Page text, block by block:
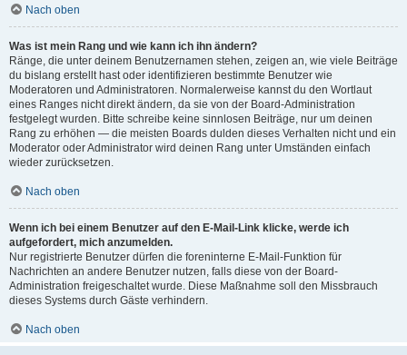
Nach oben
Was ist mein Rang und wie kann ich ihn ändern?
Ränge, die unter deinem Benutzernamen stehen, zeigen an, wie viele Beiträge
du bislang erstellt hast oder identifizieren bestimmte Benutzer wie
Moderatoren und Administratoren. Normalerweise kannst du den Wortlaut
eines Ranges nicht direkt ändern, da sie von der Board-Administration
festgelegt wurden. Bitte schreibe keine sinnlosen Beiträge, nur um deinen
Rang zu erhöhen — die meisten Boards dulden dieses Verhalten nicht und ein
Moderator oder Administrator wird deinen Rang unter Umständen einfach
wieder zurücksetzen.
Nach oben
Wenn ich bei einem Benutzer auf den E-Mail-Link klicke, werde ich
aufgefordert, mich anzumelden.
Nur registrierte Benutzer dürfen die foreninterne E-Mail-Funktion für
Nachrichten an andere Benutzer nutzen, falls diese von der Board-
Administration freigeschaltet wurde. Diese Maßnahme soll den Missbrauch
dieses Systems durch Gäste verhindern.
Nach oben